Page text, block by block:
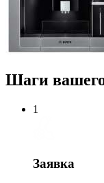
Шаги
1
Заявка